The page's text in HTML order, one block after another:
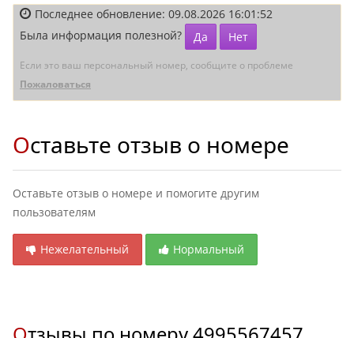
Последнее обновление: 09.08.2026 16:01:52
Была информация полезной?
Да Нет
Если это ваш персональный номер, сообщите о проблеме
Пожаловаться
Оставьте отзыв о номере
Оставьте отзыв о номере и помогите другим
пользователям
Нежелательный Нормальный